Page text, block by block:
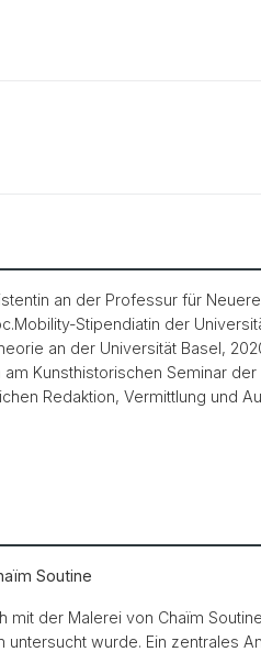
an der Professur für
Stipendiatin der
an der Universität Basel,
Kunsthistorischen Seminar
Redaktion, Vermittlung und
Soutine
der Malerei von Chaïm
wurde. Ein zentrales